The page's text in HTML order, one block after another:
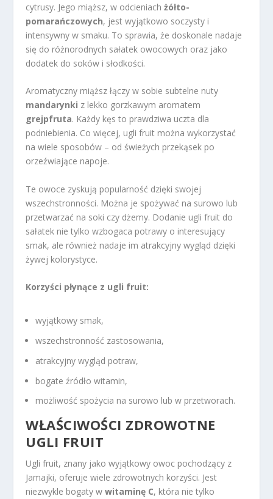
cytrusy. Jego miąższ, w odcieniachżółto-
pomarańczowych, jest wyjątkowo soczysty i
intensywny w smaku. To sprawia, że doskonale nadaje
się do różnorodnych sałatek owocowych oraz jako
dodatek do soków i słodkości.
Aromatyczny miąższ łączy w sobie subtelne nuty
mandarynki z lekko gorzkawym aromatem
grejpfruta. Każdy kęs to prawdziwa uczta dla
podniebienia. Co więcej, ugli fruit można wykorzystać
na wiele sposobów – od świeżych przekąsek po
orzeźwiające napoje.
Te owoce zyskują popularność dzięki swojej
wszechstronności. Można je spożywać na surowo lub
przetwarzać na soki czy dżemy. Dodanie ugli fruit do
sałatek nie tylko wzbogaca potrawy o interesujący
smak, ale również nadaje im atrakcyjny wygląd dzięki
żywej kolorystyce.
Korzyści płynące z ugli fruit:
wyjątkowy smak,
wszechstronność zastosowania,
atrakcyjny wygląd potraw,
bogate źródło witamin,
możliwość spożycia na surowo lub w przetworach.
WŁAŚCIWOŚCI ZDROWOTNE
UGLI FRUIT
Ugli fruit, znany jako wyjątkowy owoc pochodzący z
Jamajki, oferuje wiele zdrowotnych korzyści. Jest
niezwykle bogaty wwitaminę C, która nie tylko